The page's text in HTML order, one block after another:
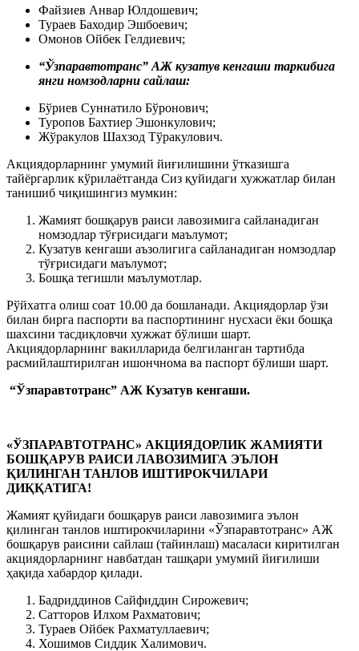
Файзиев Анвар Юлдошевич;
Тураев Баходир Эшбоевич;
Омонов Ойбек Гелдиевич;
“Ўзпаравтотранс” АЖ кузатув кенгаши таркибига
янги номзодларни сайлаш:
Бўриев Суннатило Бўронович;
Туропов Бахтиер Эшонкулович;
Жўракулов Шахзод Тўракулович.
Акциядорларнинг умумий йиғилишини ўтказишга
тайёргарлик кўрилаётганда Сиз қуйидаги хужжатлар билан
танишиб чиқишингиз мумкин:‎
Жамият бошқарув раиси лавозимига сайланадиган
номзодлар тўғрисидаги маълумот;
Кузатув кенгаши аъзолигига сайланадиган номзодлар
тўғрисидаги маълумот;
Бошқа тегишли маълумотлар.
Рўйхатга олиш соат 10.00 да бошланади. Акциядорлар ўзи
билан бирга паспорти ва паспортининг нусхаси ёки бошқа
шахсини тасдиқловчи хужжат бўлиши шарт.
Акциядорларнинг вакилларида белгиланган тартибда
расмийлаштирилган ишончнома ва паспорт бўлиши шарт.
“Ўзпаравтотранс” АЖ Кузатув кенгаши.
«ЎЗПАРАВТОТРАНС» АКЦИЯДОРЛИК ЖАМИЯТИ
БОШҚАРУВ РАИСИ ЛАВОЗИМИГА ЭЪЛОН
ҚИЛИНГАН ТАНЛОВ ИШТИРОКЧИЛАРИ
ДИҚҚАТИГА!
Жамият қуйидаги бошқарув раиси лавозимига эълон
қилинган танлов иштирокчиларини «Ўзпаравтотранс» АЖ
бошқарув раисини сайлаш (тайинлаш) масаласи киритилган
акциядорларнинг навбатдан ташқари умумий йиғилиши
ҳақида хабардор қилади.
Бадриддинов Сайфиддин Сирожевич;
Сатторов Илхом Рахматович;
Тураев Ойбек Рахматуллаевич;
Хошимов Сиддик Халимович.